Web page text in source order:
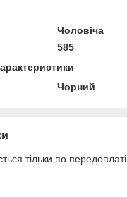
Чоловіча
585
Чорний
тільки по передоплаті.